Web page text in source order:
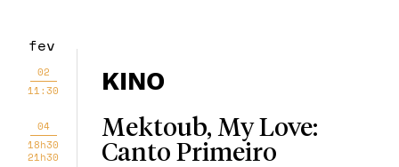
fev
02
11:30
KINO
04
18h30
21h30
Mektoub, My Love:
Canto Primeiro